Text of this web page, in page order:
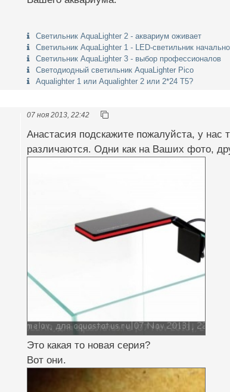
Светильник AquaLighter 2 - аквариум оживает
Светильник AquaLighter 1 - LED-светильник
Светильник AquaLighter 3 - выбор профессионалов
Светодиодный светильник AquaLighter Pico
Aqualighter 1 или Aqualighter 2 или 2*24 Т5?
07 ноя 2013, 22:42
Анастасия подскажите пожалуйста, у нас
различаются. Одни как на Ваших фото,
Это какая то новая серия?
Вот они.